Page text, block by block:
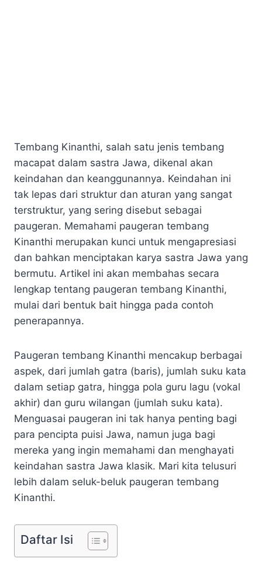
Tembang Kinanthi, salah satu jenis tembang
macapat dalam sastra Jawa, dikenal akan
keindahan dan keanggunannya. Keindahan ini
tak lepas dari struktur dan aturan yang sangat
terstruktur, yang sering disebut sebagai
paugeran. Memahami paugeran tembang
Kinanthi merupakan kunci untuk mengapresiasi
dan bahkan menciptakan karya sastra Jawa yang
bermutu. Artikel ini akan membahas secara
lengkap tentang paugeran tembang Kinanthi,
mulai dari bentuk bait hingga pada contoh
penerapannya.
Paugeran tembang Kinanthi mencakup berbagai
aspek, dari jumlah gatra (baris), jumlah suku kata
dalam setiap gatra, hingga pola guru lagu (vokal
akhir) dan guru wilangan (jumlah suku kata).
Menguasai paugeran ini tak hanya penting bagi
para pencipta puisi Jawa, namun juga bagi
mereka yang ingin memahami dan menghayati
keindahan sastra Jawa klasik. Mari kita telusuri
lebih dalam seluk-beluk paugeran tembang
Kinanthi.
Daftar Isi